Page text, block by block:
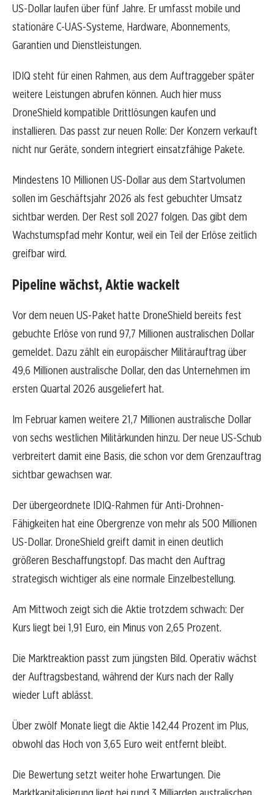
US-Dollar laufen über fünf Jahre. Er umfasst mobile und
stationäre C-UAS-Systeme, Hardware, Abonnements,
Garantien und Dienstleistungen.
IDIQ steht für einen Rahmen, aus dem Auftraggeber später
weitere Leistungen abrufen können. Auch hier muss
DroneShield kompatible Drittlösungen kaufen und
installieren. Das passt zur neuen Rolle: Der Konzern verkauft
nicht nur Geräte, sondern integriert einsatzfähige Pakete.
Mindestens 10 Millionen US-Dollar aus dem Startvolumen
sollen im Geschäftsjahr 2026 als fest gebuchter Umsatz
sichtbar werden. Der Rest soll 2027 folgen. Das gibt dem
Wachstumspfad mehr Kontur, weil ein Teil der Erlöse zeitlich
greifbar wird.
Pipeline wächst, Aktie wackelt
Vor dem neuen US-Paket hatte DroneShield bereits fest
gebuchte Erlöse von rund 97,7 Millionen australischen Dollar
gemeldet. Dazu zählt ein europäischer Militärauftrag über
49,6 Millionen australische Dollar, den das Unternehmen im
ersten Quartal 2026 ausgeliefert hat.
Im Februar kamen weitere 21,7 Millionen australische Dollar
von sechs westlichen Militärkunden hinzu. Der neue US-Schub
verbreitert damit eine Basis, die schon vor dem Grenzauftrag
sichtbar gewachsen war.
Der übergeordnete IDIQ-Rahmen für Anti-Drohnen-
Fähigkeiten hat eine Obergrenze von mehr als 500 Millionen
US-Dollar. DroneShield greift damit in einen deutlich
größeren Beschaffungstopf. Das macht den Auftrag
strategisch wichtiger als eine normale Einzelbestellung.
Am Mittwoch zeigt sich die Aktie trotzdem schwach: Der
Kurs liegt bei 1,91 Euro, ein Minus von 2,65 Prozent.
Die Marktreaktion passt zum jüngsten Bild. Operativ wächst
der Auftragsbestand, während der Kurs nach der Rally
wieder Luft ablässt.
Über zwölf Monate liegt die Aktie 142,44 Prozent im Plus,
obwohl das Hoch von 3,65 Euro weit entfernt bleibt.
Die Bewertung setzt weiter hohe Erwartungen. Die